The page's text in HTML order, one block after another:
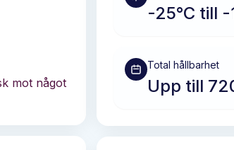
mot något
-25°C till -
Total hållbarhet
Upp till